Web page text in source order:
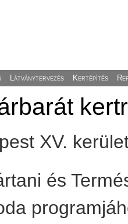
Látványtervezés Kertépítés
XV.
és